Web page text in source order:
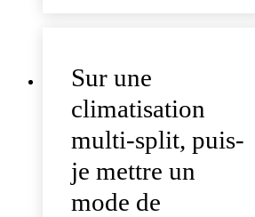
Sur une
climatisation
multi-split, puis-
je mettre un
mode de